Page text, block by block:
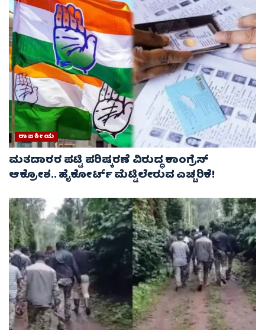
ರಾಜಕೀಯ
ಮತದಾರರ ಪಟ್ಟಿ ಪರಿಷ್ಕರಣೆ ವಿರುದ್ಧ ಕಾಂಗ್ರೆಸ್
ಆಕ್ರೋಶ.. ಹೈಕೋರ್ಟ್ ಮೆಟ್ಟಿಲೇರುವ ಎಚ್ಚರಿಕೆ!